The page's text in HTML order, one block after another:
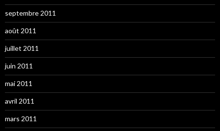
septembre 2011
août 2011
juillet 2011
juin 2011
mai 2011
avril 2011
mars 2011